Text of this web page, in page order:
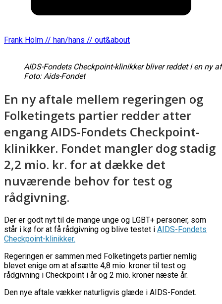
Frank Holm // han/hans // out&about
AIDS-Fondets Checkpoint-klinikker bliver reddet i en ny
Foto: Aids-Fondet
En ny aftale mellem regeringen og
Folketingets partier redder atter
engang AIDS-Fondets Checkpoint-
klinikker. Fondet mangler dog stadig
2,2 mio. kr. for at dække det
nuværende behov for test og
rådgivning.
Der er godt nyt til de mange unge og LGBT+ personer, som
står i kø for at få rådgivning og blive testet i AIDS-Fondets
Checkpoint-klinikker.
Regeringen er sammen med Folketingets partier nemlig
blevet enige om at afsætte 4,8 mio. kroner til test og
rådgivning i Checkpoint i år og 2 mio. kroner næste år.
Den nye aftale vækker naturligvis glæde i AIDS-Fondet.